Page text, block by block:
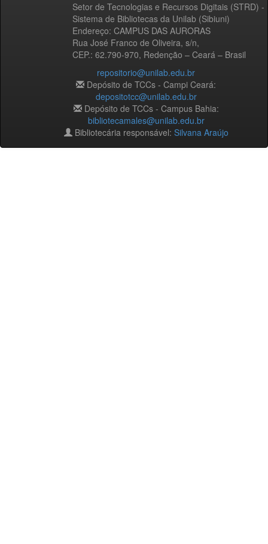
Setor de Tecnologias e Recursos Digitais (STRD) -
Sistema de Bibliotecas da Unilab (Sibiuni)
Endereço: CAMPUS DAS AURORAS
Rua José Franco de Oliveira, s/n,
CEP.: 62.790-970, Redenção – Ceará – Brasil
repositorio@unilab.edu.br
Depósito de TCCs - Campi Ceará:
depositotcc@unilab.edu.br
Depósito de TCCs - Campus Bahia:
bibliotecamales@unilab.edu.br
Bibliotecária responsável: Silvana Araújo